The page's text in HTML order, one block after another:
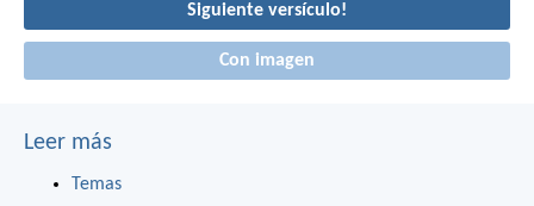
Siguiente versículo!
Con imagen
Leer más
Temas